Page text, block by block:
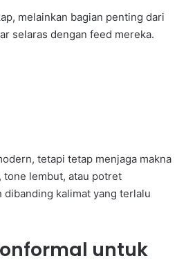
melainkan bagian penting dari
selaras dengan feed mereka.
tetapi tetap menjaga makna
tone lembut, atau potret
kalimat yang terlalu
untuk